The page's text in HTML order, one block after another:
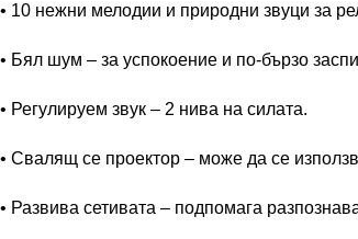
• 10 нежни мелодии и природни звуци за
• Бял шум – за успокоение и по-бързо
• Регулируем звук – 2 нива на силата.
• Свалящ се проектор – може да се
• Развива сетивата – подпомага